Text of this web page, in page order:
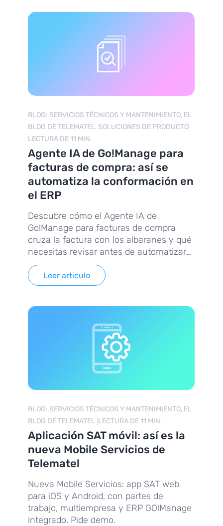
BLOG: SERVICIOS TÉCNICOS Y MANTENIMIENTO, EL
BLOG DE TELEMATEL, SOLUCIONES DE PRODUCTO
LECTURA DE 11 MIN.
Agente IA de Go!Manage para
facturas de compra: así se
automatiza la conformación en
el ERP
Descubre cómo el Agente IA de
Go!Manage para facturas de compra
cruza la factura con los albaranes y qué
necesitas revisar antes de automatizar
el proceso.
Leer articulo
BLOG: SERVICIOS TÉCNICOS Y MANTENIMIENTO, EL
BLOG DE TELEMATEL LECTURA DE 11 MIN.
Aplicación SAT móvil: así es la
nueva Mobile Servicios de
Telematel
Nueva Mobile Servicios: app SAT web
para iOS y Android, con partes de
trabajo, multiempresa y ERP GO!Manage
integrado. Pide demo.